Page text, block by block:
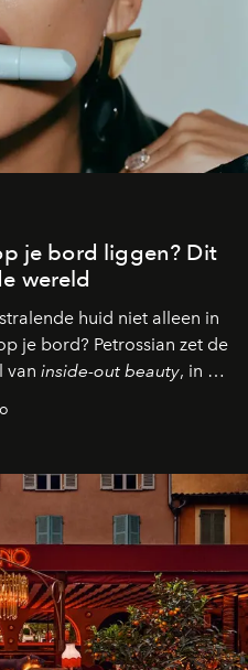
je bord liggen? Dit
wereld
huid niet alleen in
je bord? Petrossian zet de
van inside-out beauty, in de
creaties.